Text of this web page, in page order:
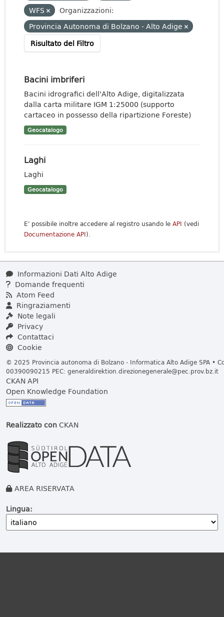
WFS
Organizzazioni:
Provincia Autonoma di Bolzano - Alto Adige
Risultato del Filtro
Bacini imbriferi
Bacini idrografici dell'Alto Adige, digitalizzata
dalla carta militare IGM 1:25000 (supporto
cartaceo in possesso della ripartizione Foreste)
Geocatalogo
Laghi
Laghi
Geocatalogo
E' possibile inoltre accedere al registro usando le API (vedi
Documentazione API).
Informazioni Dati Alto Adige
Domande frequenti
Atom Feed
Ringraziamenti
Note legali
Privacy
Contattaci
Cookie
© 2025 Provincia autonoma di Bolzano - Informatica Alto Adige SPA •
00390090215 PEC: generaldirektion.direzionegenerale@pec.prov.bz.it
CKAN API
Open Knowledge Foundation
Realizzato conCKAN
AREA RISERVATA
Lingua